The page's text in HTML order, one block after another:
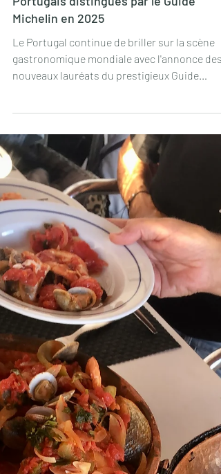
26 févr. 2025
⭐️⭐️🧑🏼‍🍳👨🏻‍🍳 Les Restaurants
Michelin en 2025
Le Portugal continue de briller sur la scène
gastronomique mondiale avec l'annonce des
nouveaux lauréats du prestigieux Guide
Michelin...